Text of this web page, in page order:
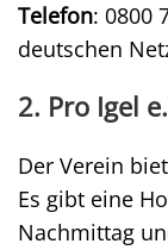
Telefon: 0800
deutschen
2. Pro Igel
Der Verein
Es gibt eine
Nachmittag